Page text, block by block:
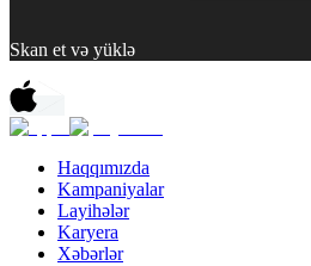
Skan et və yüklə
Haqqımızda
Kampaniyalar
Layihələr
Karyera
Xəbərlər